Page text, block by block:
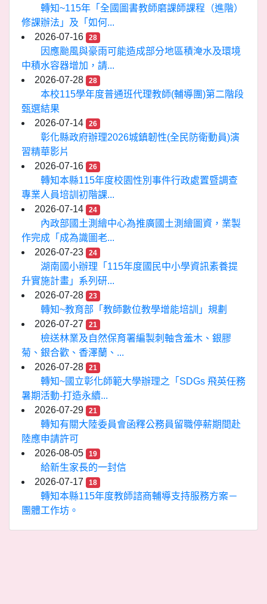
轉知~115年「全國圖書教師磨課師課程（進階）
修課辦法」及「如何...
2026-07-16
28
因應颱風與豪雨可能造成部分地區積淹水及環境
中積水容器增加，請...
2026-07-28
28
本校115學年度普通班代理教師(輔導團)第二階段
甄選結果
2026-07-14
26
彰化縣政府辦理2026城鎮韌性(全民防衛動員)演
習精華影片
2026-07-16
26
轉知本縣115年度校園性別事件行政處置暨調查
專業人員培訓初階課...
2026-07-14
24
內政部國土測繪中心為推廣國土測繪圖資，業製
作完成「成為識圖老...
2026-07-23
24
湖南國小辦理「115年度國民中小學資訊素養提
升實施計畫」系列研...
2026-07-28
23
轉知~教育部「教師數位教學增能培訓」規劃
2026-07-27
21
檢送林業及自然保育署編製刺軸含羞木、銀膠
菊、銀合歡、香澤蘭、...
2026-07-28
21
轉知~國立彰化師範大學辦理之「SDGs 飛英任務
暑期活動-打造永續...
2026-07-29
21
轉知有關大陸委員會函釋公務員留職停薪期間赴
陸應申請許可
2026-08-05
19
給新生家長的一封信
2026-07-17
18
轉知本縣115年度教師諮商輔導支持服務方案－
團體工作坊。